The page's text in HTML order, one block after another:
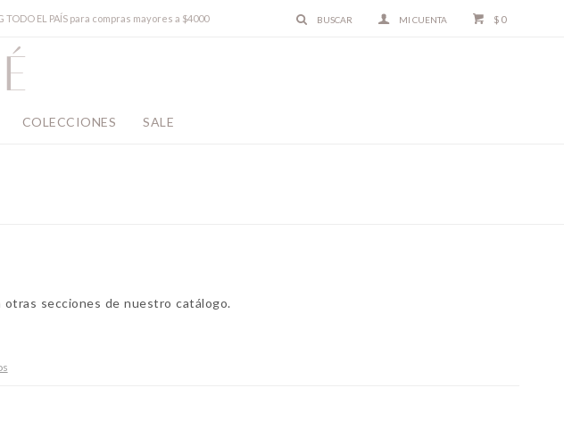
COLECCIONES SALE
$ 0
TODO EL PAÍS para compras mayores a $4000
secciones de nuestro catálogo.